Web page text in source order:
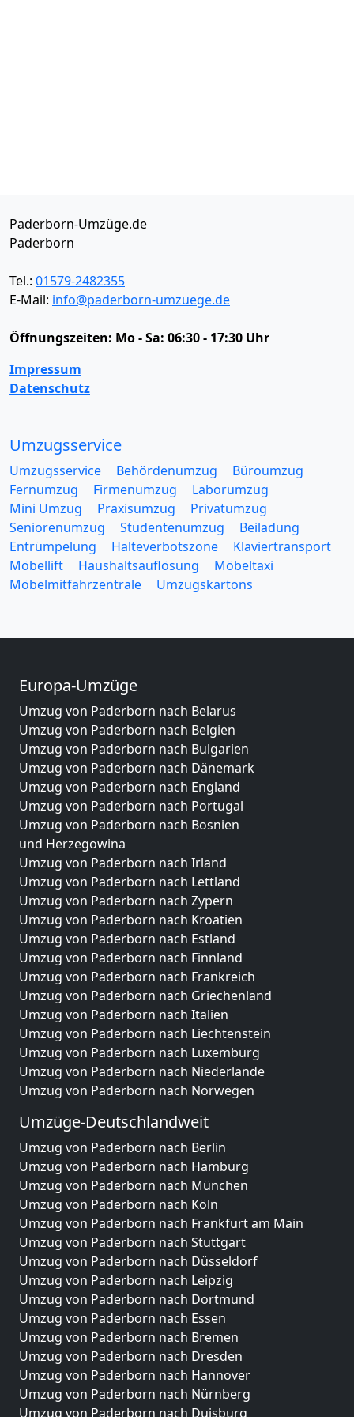
Paderborn-Umzüge.de
Paderborn
Tel.: 01579-2482355
E-Mail: info@paderborn-umzuege.de
Öffnungszeiten: Mo - Sa: 06:30 - 17:30 Uhr
Impressum
Datenschutz
Umzugsservice
Umzugsservice Behördenumzug
Büroumzug
Fernumzug
Firmenumzug
Laborumzug
Mini Umzug
Praxisumzug
Privatumzug
Seniorenumzug
Studentenumzug
Beiladung
Entrümpelung
Halteverbotszone
Klaviertransport
Möbellift
Haushaltsauflösung
Möbeltaxi
Möbelmitfahrzentrale
Umzugskartons
Europa-Umzüge
Umzug von Paderborn nach Belarus
Umzug von Paderborn nach Belgien
Umzug von Paderborn nach Bulgarien
Umzug von Paderborn nach Dänemark
Umzug von Paderborn nach England
Umzug von Paderborn nach Portugal
Umzug von Paderborn nach Bosnien
und Herzegowina
Umzug von Paderborn nach Irland
Umzug von Paderborn nach Lettland
Umzug von Paderborn nach Zypern
Umzug von Paderborn nach Kroatien
Umzug von Paderborn nach Estland
Umzug von Paderborn nach Finnland
Umzug von Paderborn nach Frankreich
Umzug von Paderborn nach Griechenland
Umzug von Paderborn nach Italien
Umzug von Paderborn nach Liechtenstein
Umzug von Paderborn nach Luxemburg
Umzug von Paderborn nach Niederlande
Umzug von Paderborn nach Norwegen
Umzüge-Deutschlandweit
Umzug von Paderborn nach Berlin
Umzug von Paderborn nach Hamburg
Umzug von Paderborn nach München
Umzug von Paderborn nach Köln
Umzug von Paderborn nach Frankfurt am Main
Umzug von Paderborn nach Stuttgart
Umzug von Paderborn nach Düsseldorf
Umzug von Paderborn nach Leipzig
Umzug von Paderborn nach Dortmund
Umzug von Paderborn nach Essen
Umzug von Paderborn nach Bremen
Umzug von Paderborn nach Dresden
Umzug von Paderborn nach Hannover
Umzug von Paderborn nach Nürnberg
Umzug von Paderborn nach Duisburg